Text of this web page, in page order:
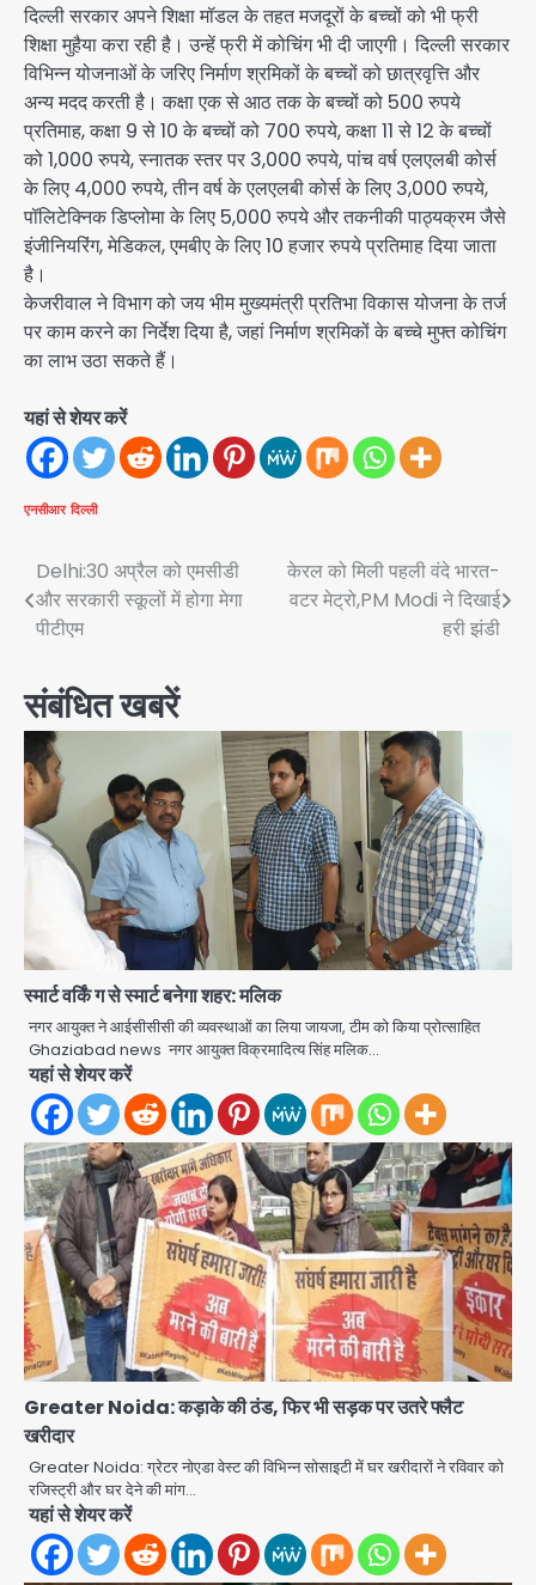
दिल्ली सरकार अपने शिक्षा मॉडल के तहत मजदूरों के बच्चों को भी फ्री
शिक्षा मुहैया करा रही है। उन्हें फ्री में कोचिंग भी दी जाएगी। दिल्ली सरकार
विभिन्न योजनाओं के जरिए निर्माण श्रमिकों के बच्चों को छात्रवृत्ति और
अन्य मदद करती है। कक्षा एक से आठ तक के बच्चों को 500 रुपये
प्रतिमाह, कक्षा 9 से 10 के बच्चों को 700 रुपये, कक्षा 11 से 12 के बच्चों
को 1,000 रुपये, स्नातक स्तर पर 3,000 रुपये, पांच वर्ष एलएलबी कोर्स
के लिए 4,000 रुपये, तीन वर्ष के एलएलबी कोर्स के लिए 3,000 रुपये,
पॉलिटेक्निक डिप्लोमा के लिए 5,000 रुपये और तकनीकी पाठ्यक्रम जैसे
इंजीनियरिंग, मेडिकल, एमबीए के लिए 10 हजार रुपये प्रतिमाह दिया जाता
है।
केजरीवाल ने विभाग को जय भीम मुख्यमंत्री प्रतिभा विकास योजना के तर्ज
पर काम करने का निर्देश दिया है, जहां निर्माण श्रमिकों के बच्चे मुफ्त कोचिंग
का लाभ उठा सकते हैं।
यहां से शेयर करें
एनसीआर दिल्ली
Post
navigation
Delhi:30 अप्रैल को एमसीडी
और सरकारी स्कूलों में होगा मेगा
पीटीएम
केरल को मिली पहली वंदे भारत-
वटर मेट्रो,PM Modi ने दिखाई
हरी झंडी
संबंधित खबरें
स्मार्ट वर्किं ग से स्मार्ट बनेगा शहर: मलिक
नगर आयुक्त ने आईसीसीसी की व्यवस्थाओं का लिया जायजा, टीम को किया प्रोत्साहित
Ghaziabad news नगर आयुक्त विक्रमादित्य सिंह मलिक…
यहां से शेयर करें
Greater Noida: कड़ाके की ठंड, फिर भी सड़क पर उतरे फ्लैट
खरीदार
Greater Noida: ग्रेटर नोएडा वेस्ट की विभिन्न सोसाइटी में घर खरीदारों ने रविवार को
रजिस्ट्री और घर देने की मांग…
यहां से शेयर करें
2
Noida Sector 105: हाई कोर्ट जज व पूर्व
कैबिनेट सेक्रेटरी ने बच्चों संग चलाया सफाई
Avinash Kumar